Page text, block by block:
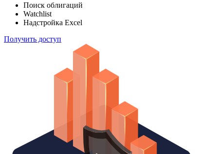
Поиск облигаций
Watchlist
Надстройка Excel
Получить доступ